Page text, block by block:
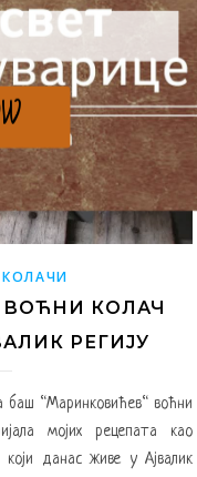
КОЛАЧ
РЕГИЈУ
“Маринковићев“ воћни
мојих рецепата као
данас живе у Ајвалик